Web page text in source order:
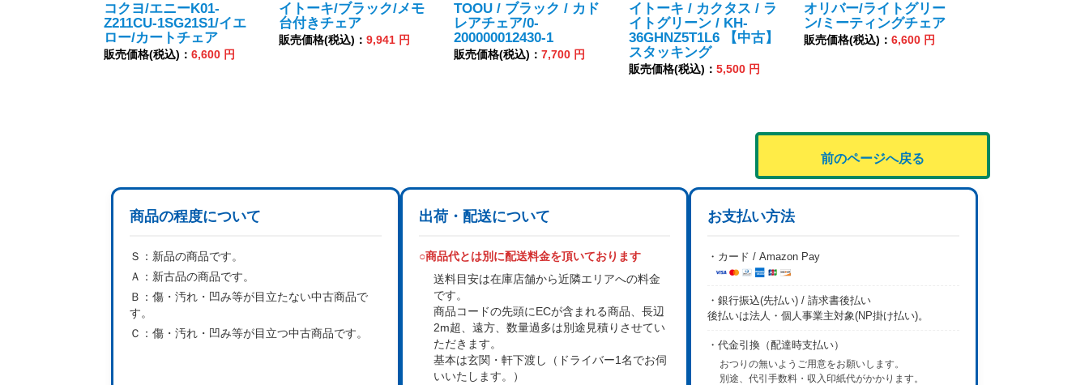
コクヨ/エニーK01-
Z211CU-1SG21S1/イエ
ロー/カートチェア
販売価格(税込)： 6,600 円
イトーキ/ブラック/メモ
台付きチェア
販売価格(税込)： 9,941 円
TOOU / ブラック / カド
レアチェア/0-
200000012430-1
販売価格(税込)： 7,700 円
イトーキ / カクタス / ラ
イトグリーン / KH-
36GHNZ5T1L6 【中古】
スタッキング
販売価格(税込)： 5,500 円
オリバー/ライトグリー
ン/ミーティングチェア
販売価格(税込)： 6,600 円
前のページへ戻る
商品の程度について
Ｓ： 新品の商品です。
Ａ： 新古品の商品です。
Ｂ： 傷・汚れ・凹み等が目立たない中古商品で
す。
Ｃ： 傷・汚れ・凹み等が目立つ中古商品です。
出荷・配送について
○商品代とは別に配送料金を頂いております
送料目安は在庫店舗から近隣エリアへの料金
です。
商品コードの先頭にECが含まれる商品、長辺
2m超、遠方、数量過多は別途見積り させてい
ただきます。
基本は玄関・軒下渡し
（ドライバー1名でお伺
いいたします。）
お支払い方法
・カード / Amazon Pay
・銀行振込(先払い) / 請求書後払い
後払いは法人・個人事業主対象(NP掛け払い)。
・代金引換（配達時支払い）
おつりの無いようご用意をお願いします。
別途、代引手数料・収入印紙代がかかります。